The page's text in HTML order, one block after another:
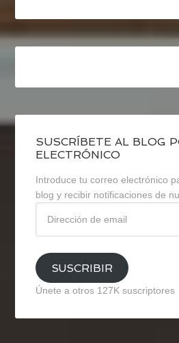
SUSCRÍBETE AL BLOG
ELECTRÓNICO
Introduce tu correo electrónico
blog y recibir notificaciones de
email
SUSCRIBIR
Únete a otros 127K suscriptores